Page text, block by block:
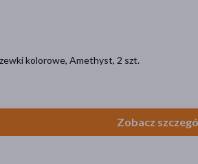
kolorowe, Amethyst, 2 szt.
Zobacz